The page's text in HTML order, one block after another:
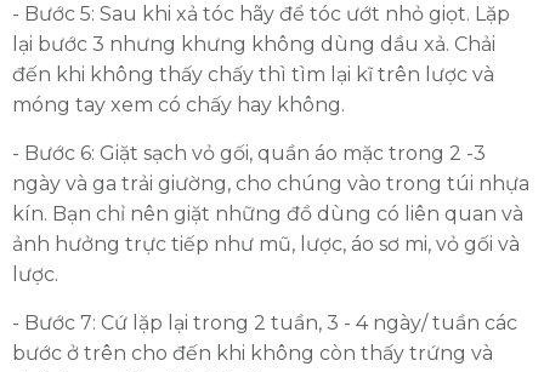
- Bước 5: Sau khi xả tóc hãy để tóc ướt nhỏ giọt. Lặp
lại bước 3 nhưng khưng không dùng dầu xả. Chải
đến khi không thấy chấy thì tìm lại kĩ trên lược và
móng tay xem có chấy hay không.
- Bước 6: Giặt sạch vỏ gối, quần áo mặc trong 2 -3
ngày và ga trải giường, cho chúng vào trong túi nhựa
kín. Bạn chỉ nên giặt những đồ dùng có liên quan và
ảnh hưởng trực tiếp như mũ, lược, áo sơ mi, vỏ gối và
lược.
- Bước 7: Cứ lặp lại trong 2 tuần, 3 - 4 ngày/ tuần các
bước ở trên cho đến khi không còn thấy trứng và